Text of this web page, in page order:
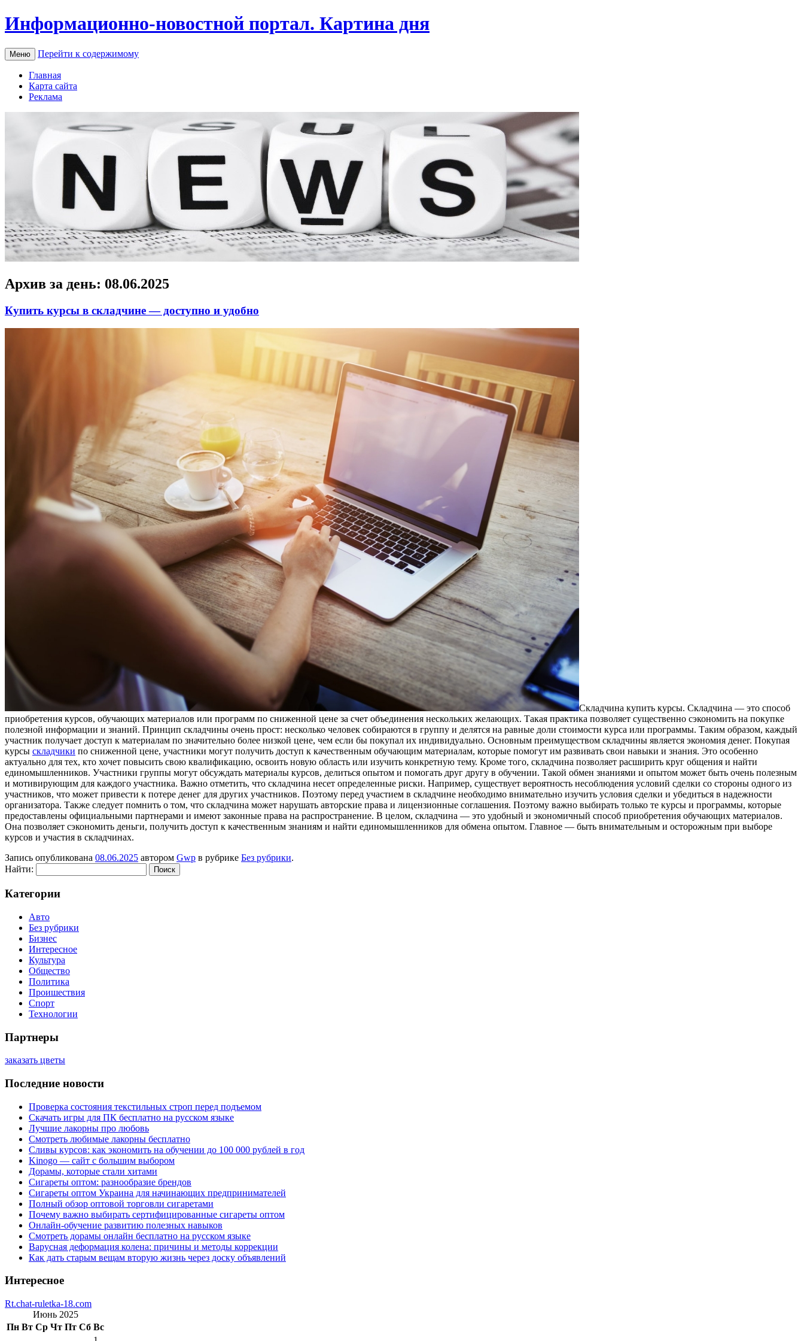
Информационно-новостной портал. Картина дня
Меню Перейти к содержимому
Главная
Карта сайта
Реклама
Архив за день: 08.06.2025
Купить курсы в складчине — доступно и удобно
Склaдчинa купить курсы. Склaдчинa — этo способ
приобретения курсов, обучающих материалов или программ по сниженной цене за счет объединения нескольких желающих. Такая практика позволяет существенно сэкономить на покупке
полезной информации и знаний. Принцип складчины очень прост: несколько человек собираются в группу и делятся на равные доли стоимости курса или программы. Таким образом, каждый
участник получает доступ к материалам по значительно более низкой цене, чем если бы покупал их индивидуально. Основным преимуществом складчины является экономия денег. Покупая
курсы складчики по сниженной цене, участники могут получить доступ к качественным обучающим материалам, которые помогут им развивать свои навыки и знания. Это особенно
актуально для тех, кто хочет повысить свою квалификацию, освоить новую область или изучить конкретную тему. Кроме того, складчина позволяет расширить круг общения и найти
единомышленников. Участники группы могут обсуждать материалы курсов, делиться опытом и помогать друг другу в обучении. Такой обмен знаниями и опытом может быть очень полезным
и мотивирующим для каждого участника. Важно отметить, что складчина несет определенные риски. Например, существует вероятность несоблюдения условий сделки со стороны одного из
участников, что может привести к потере денег для других участников. Поэтому перед участием в складчине необходимо внимательно изучить условия сделки и убедиться в надежности
организатора. Также следует помнить о том, что складчина может нарушать авторские права и лицензионные соглашения. Поэтому важно выбирать только те курсы и программы, которые
предоставлены официальными партнерами и имеют законные права на распространение. В целом, складчина — это удобный и экономичный способ приобретения обучающих материалов.
Она позволяет сэкономить деньги, получить доступ к качественным знаниям и найти единомышленников для обмена опытом. Главное — быть внимательным и осторожным при выборе
курсов и участия в складчинах.
Запись опубликована 08.06.2025 автором Gwp в рубрике Без рубрики.
Найти:
Категории
Авто
Без рубрики
Бизнес
Интересное
Культура
Общество
Политика
Проишествия
Спорт
Технологии
Партнеры
заказать цветы
Последние новости
Проверка состояния текстильных строп перед подъемом
Скачать игры для ПК бесплатно на русском языке
Лучшие лакорны про любовь
Смотреть любимые лакорны бесплатно
Сливы курсов: как экономить на обучении до 100 000 рублей в год
Kinogo — сайт с большим выбором
Дорамы, которые стали хитами
Сигареты оптом: разнообразие брендов
Сигареты оптом Украина для начинающих предпринимателей
Полный обзор оптовой торговли сигаретами
Почему важно выбирать сертифицированные сигареты оптом
Онлайн-обучение развитию полезных навыков
Смотреть дорамы онлайн бесплатно на русском языке
Варусная деформация колена: причины и методы коррекции
Как дать старым вещам вторую жизнь через доску объявлений
Интересное
Rt.chat-ruletka-18.com
Июнь 2025
Пн Вт Ср Чт Пт Сб Вс